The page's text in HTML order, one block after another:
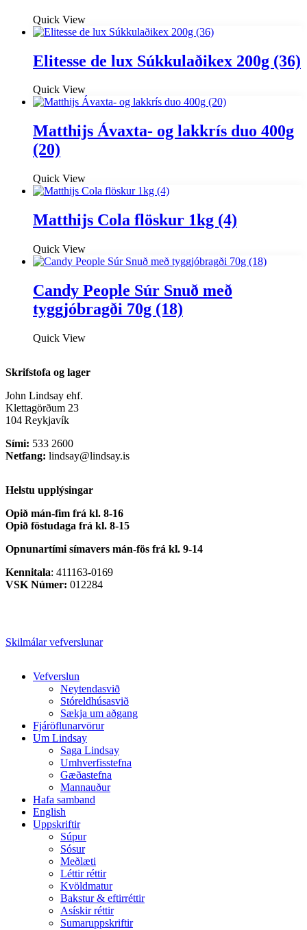
Quick View
Elitesse de lux Súkkulaðikex 200g (36)
Quick View
Matthijs Ávaxta- og lakkrís duo 400g
(20)
Quick View
Matthijs Cola flöskur 1kg (4)
Quick View
Candy People Súr Snuð með
tyggjóbragði 70g (18)
Quick View
Skrifstofa og lager
John Lindsay ehf.
Klettagörðum 23
104 Reykjavík
Sími: 533 2600
Netfang: lindsay@lindsay.is
Helstu upplýsingar
Opið mán-fim frá kl. 8-16
Opið föstudaga frá kl. 8-15
Opnunartími símavers mán-fös frá kl. 9-14
Kennitala: 411163-0169
VSK Númer: 012284
Skilmálar vefverslunar
Close
Vefverslun
Neytendasvið
Stóreldhúsasvið
Sækja um aðgang
Fjáröflunarvörur
Um Lindsay
Saga Lindsay
Umhverfisstefna
Gæðastefna
Mannauður
Hafa samband
English
Uppskriftir
Súpur
Sósur
Meðlæti
Léttir réttir
Kvöldmatur
Bakstur & eftirréttir
Asískir réttir
Sumaruppskriftir